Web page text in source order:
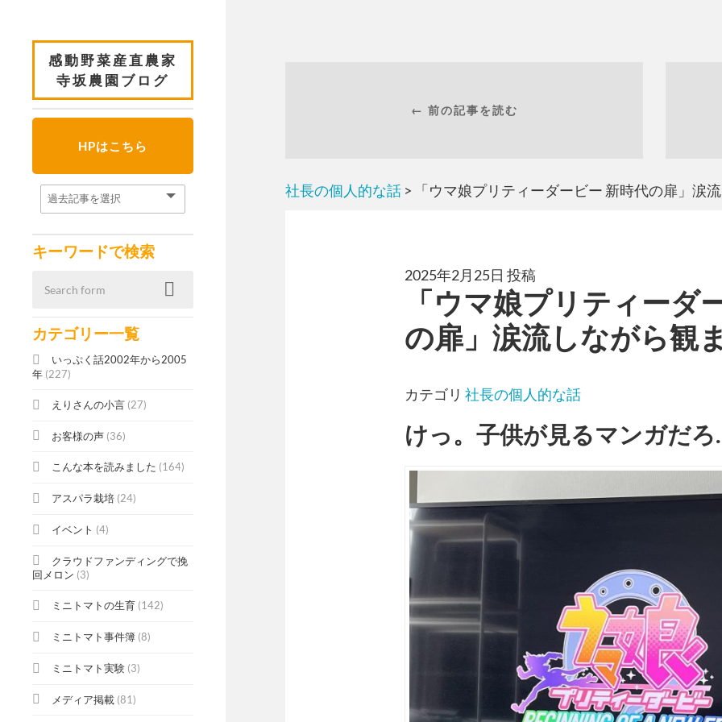
感動野菜産直農家
寺坂農園ブログ
HPはこちら
キーワードで検索
カテゴリー一覧
いっぷく話2002年から2005
年 (227)
えりさんの小言 (27)
お客様の声 (36)
こんな本を読みました (164)
アスパラ栽培 (24)
イベント (4)
クラウドファンディングで挽
回メロン (3)
ミニトマトの生育 (142)
ミニトマト事件簿 (8)
ミニトマト実験 (3)
メディア掲載 (81)
← 前の記事を読む
社長の個人的な話 > 「ウマ娘プリティーダービー 新時代の扉」涙
2025年2月25日 投稿
「ウマ娘プリティーダ
の扉」涙流しながら観
カテゴリ 社長の個人的な話
けっ。子供が見るマンガだ